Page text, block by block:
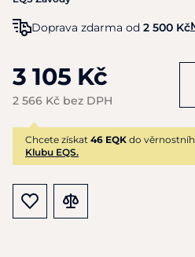
Doprava zdarma od 2 500 Kč
3 105 Kč
2 566 Kč bez DPH
Chcete získat 46 EQK do
Klubu EQS.